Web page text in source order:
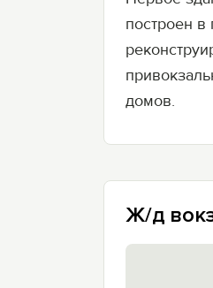
построен
домов.
Ж/д